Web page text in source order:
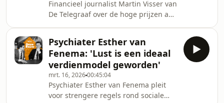
3:21 Intro3:21-9:57 Waan van de
week9:57-21:14 Het progressieve
verraad van de ve
Financieel journalist Martin Visser van
De Telegraaf over de hoge prijzen aan
en de kans op een grote financiële
crisis.Meer van Onze Eeuw luisteren?
Ga naar:
https://open.spotify.com/show/1ZqhftH...Steun
WNL, word lid! Ga naar:
https://www.steunwnl.tv/Meer van
Psychiater Esther van
Fenema: 'Lust is een ideaal
verdienmodel geworden'
mrt. 16, 202600:45:04
Psychiater Esther van Fenema pleit
voor strengere regels rond sociale